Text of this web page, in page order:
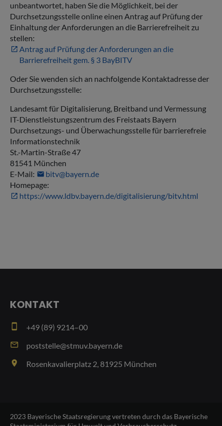
unbeantwortet, haben Sie die Möglichkeit, bei der
Durchsetzungsstelle online einen Antrag auf Prüfung der
Einhaltung der Anforderungen an die Barrierefreiheit zu
stellen:
Antrag auf Prüfung der Anforderungen an die
Barrierefreiheit gem. § 3 BayBITV
Oder Sie wenden sich an nachfolgende Kontaktadresse der
Durchsetzungsstelle:
Landesamt für Digitalisierung, Breitband und Vermessung
IT-Dienstleistungszentrum des Freistaats Bayern
Durchsetzungs- und Überwachungsstelle für barrierefreie
Informationstechnik
St.-Martin-Straße 47
81541 München
E-Mail:
bitv@bayern.de
Homepage:
https://www.ldbv.bayern.de/digitalisierung/bitv.html
KONTAKT
smartphone +49 (89) 9214–00
email poststelle@stmuv.bayern.de
place Rosenkavalierplatz 2, 81925 München
2023 Bayerische Staatsregierung vertreten durch das Bayerische